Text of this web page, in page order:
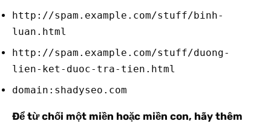
http://spam.example.com/stuff/binh-
luan.html
http://spam.example.com/stuff/duong-
lien-ket-duoc-tra-tien.html
domain:shadyseo.com
Để từ chối một miền hoặc miền con, hãy thêm